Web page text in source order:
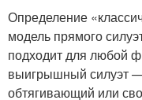
Определение
модель прямого
подходит для любой
выигрышный силуэт
обтягивающий или